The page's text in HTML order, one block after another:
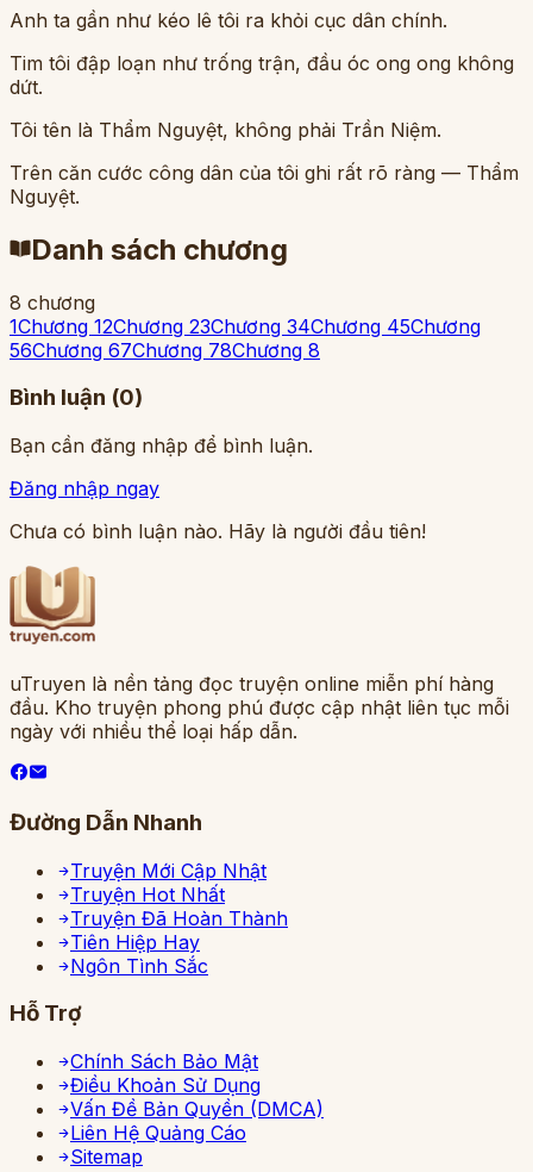
Anh ta gần như kéo lê tôi ra khỏi cục dân chính.
Tim tôi đập loạn như trống trận, đầu óc ong ong không
dứt.
Tôi tên là Thẩm Nguyệt, không phải Trần Niệm.
Trên căn cước công dân của tôi ghi rất rõ ràng — Thẩm
Nguyệt.
Danh sách chương
8 chương
1Chương 12Chương 23Chương 34Chương 45Chương
56Chương 67Chương 78Chương 8
Bình luận (0)
Bạn cần đăng nhập để bình luận.
Đăng nhập ngay
Chưa có bình luận nào. Hãy là người đầu tiên!
uTruyen là nền tảng đọc truyện online miễn phí hàng
đầu. Kho truyện phong phú được cập nhật liên tục mỗi
ngày với nhiều thể loại hấp dẫn.
Đường Dẫn Nhanh
Truyện Mới Cập Nhật
Truyện Hot Nhất
Truyện Đã Hoàn Thành
Tiên Hiệp Hay
Ngôn Tình Sắc
Hỗ Trợ
Chính Sách Bảo Mật
Điều Khoản Sử Dụng
Vấn Đề Bản Quyền (DMCA)
Liên Hệ Quảng Cáo
Sitemap